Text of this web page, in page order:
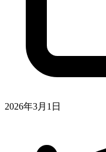
2026年3月1日